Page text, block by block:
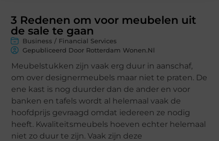
3 Redenen om voor meubelen uit
de sale te gaan
Business / Financial Services
Gepubliceerd Door Rotterdam Wonen.nl
Meubelstukken zijn vaak erg duur in aanschaf,
om over designermeubels maar niet te praten. De
ene kast is nog duurder dan de ander en voor
banken en tafels wordt al helemaal vaak de
hoofdprijs gevraagd omdat iedereen ze nodig
heeft. Kwaliteitsmeubels hoeven echter helemaal
niet zo duur te zijn. Vaak zijn deze